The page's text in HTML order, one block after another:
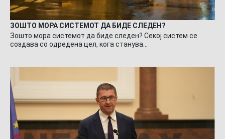
ЗОШТО МОРА СИСТЕМОТ ДА БИДЕ СЛЕДЕН?
Зошто мора системот да биде следен? Секој систем се
создава со одредена цел, кога станува…